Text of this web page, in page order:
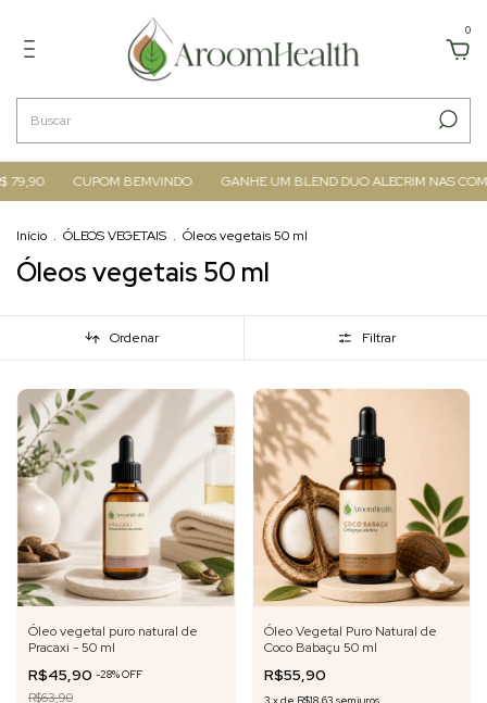
0
79,90 CUPOM BEMVINDO GANHE UM BLEND DUO ALECRIM NAS
Início . ÓLEOS VEGETAIS . Óleos vegetais 50 ml
Óleos vegetais 50 ml
Ordenar Filtrar
Óleo vegetal puro natural de
Pracaxi - 50 ml
R$45,90 -28%OFF
R$63,90
Óleo Vegetal Puro Natural de
Coco Babaçu 50 ml
R$55,90
3 xde R$18,63 sem juros